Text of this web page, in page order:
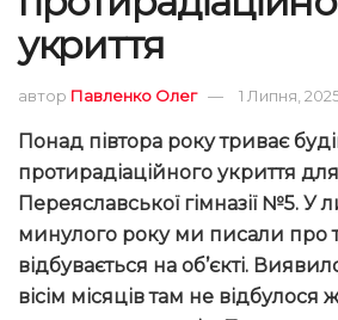
укриття
автор Павленко Олег 1 Липня,
Понад півтора року триває
протирадіаційного укриття
Переяславської гімназії №5. У
минулого року ми писали про
відбувається на об’єкті.
вісім місяців там не відбулося